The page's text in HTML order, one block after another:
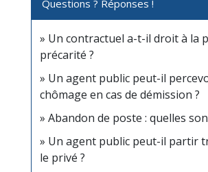
Questions ? Réponses !
Un contractuel a-t-il droit à la
précarité ?
Un agent public peut-il
chômage en cas de démission ?
Abandon de poste : quelles
Un agent public peut-il partir
le privé ?